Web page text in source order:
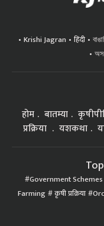
Krishi Jagran हिंदी
होम बातम्या
प्रक्रिया
यशकथा
Government Schemes
Farming कृषी प्रक्रिया